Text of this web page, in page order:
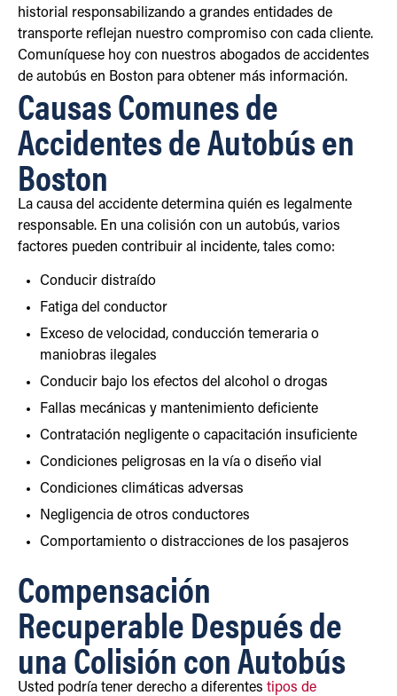
historial responsabilizando a grandes entidades de
transporte reflejan nuestro compromiso con cada cliente.
Comuníquese hoy con nuestros abogados de accidentes
de autobús en Boston para obtener más información.
Causas Comunes de
Accidentes de Autobús en
Boston
La causa del accidente determina quién es legalmente
responsable. En una colisión con un autobús, varios
factores pueden contribuir al incidente, tales como:
Conducir distraído
Fatiga del conductor
Exceso de velocidad, conducción temeraria o
maniobras ilegales
Conducir bajo los efectos del alcohol o drogas
Fallas mecánicas y mantenimiento deficiente
Contratación negligente o capacitación insuficiente
Condiciones peligrosas en la vía o diseño vial
Condiciones climáticas adversas
Negligencia de otros conductores
Comportamiento o distracciones de los pasajeros
Compensación
Recuperable Después de
una Colisión con Autobús
Usted podría tener derecho a diferentes tipos de